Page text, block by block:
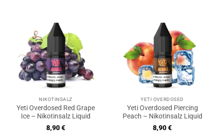
NIKOTINSALZ
Yeti Overdosed Red Grape
Ice – Nikotinsalz Liquid
8,90€
YETI OVERDOSED
Yeti Overdosed Piercing
Peach – Nikotinsalz Liquid
8,90€